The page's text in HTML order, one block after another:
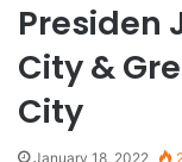
Presiden
City &
City
January 18, 2022